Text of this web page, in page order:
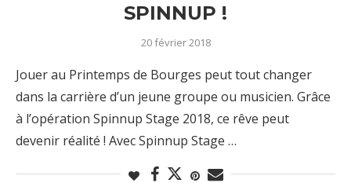
SPINNUP !
20 février 2018
Jouer au Printemps de Bourges peut tout changer
dans la carrière d’un jeune groupe ou musicien. Grâce
à l’opération Spinnup Stage 2018, ce rêve peut
devenir réalité ! Avec Spinnup Stage …